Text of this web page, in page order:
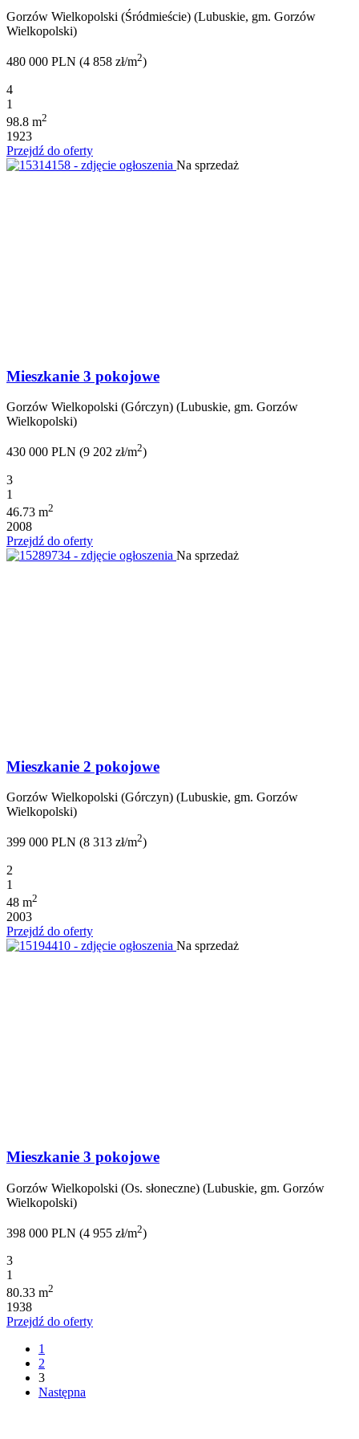
Gorzów Wielkopolski (Śródmieście) (Lubuskie, gm. Gorzów
Wielkopolski)
480 000 PLN (4 858 zł/m2)
4
1
98.8 m2
1923
Przejdź do oferty
Na sprzedaż
Mieszkanie 3 pokojowe
Gorzów Wielkopolski (Górczyn) (Lubuskie, gm. Gorzów
Wielkopolski)
430 000 PLN (9 202 zł/m2)
3
1
46.73 m2
2008
Przejdź do oferty
Na sprzedaż
Mieszkanie 2 pokojowe
Gorzów Wielkopolski (Górczyn) (Lubuskie, gm. Gorzów
Wielkopolski)
399 000 PLN (8 313 zł/m2)
2
1
48 m2
2003
Przejdź do oferty
Na sprzedaż
Mieszkanie 3 pokojowe
Gorzów Wielkopolski (Os. słoneczne) (Lubuskie, gm. Gorzów
Wielkopolski)
398 000 PLN (4 955 zł/m2)
3
1
80.33 m2
1938
Przejdź do oferty
1
2
3
Następna